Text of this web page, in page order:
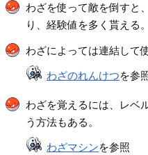
わざを使って敵を倒すと
り、経験値を多く貰える。
わざによっては連結して
わざのれんけつを参
わざを覚えるには、レベ
う方法もある。
わざマシンを参照